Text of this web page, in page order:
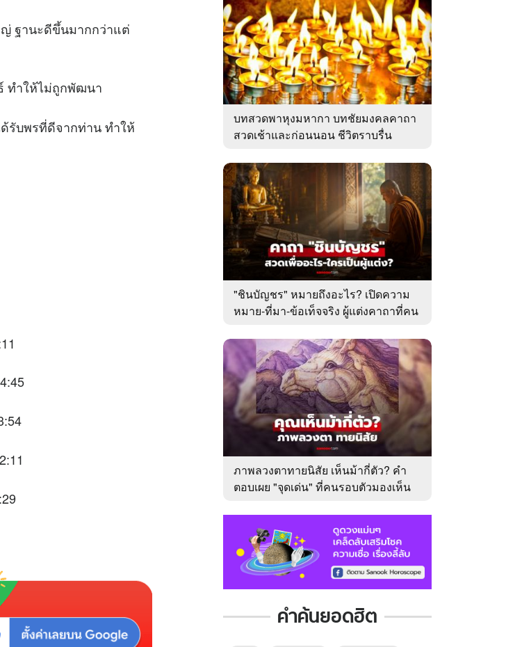
ฐานะดีขึ้นมากกว่าแต่
ำให้ไม่ถูกพัฒนา
บพรที่ดีจากท่าน ทำให้
บทสวดพาหุงมหากา บทชัยมงคลคาถา
สวดเช้าและก่อนนอน ชีวิตราบรื่น
"ชินบัญชร" หมายถึงอะไร? เปิดความ
หมาย-ที่มา-ข้อเท็จจริง ผู้แต่งคาถาที่คน
ภาพลวงตาทายนิสัย เห็นม้ากี่ตัว? คำ
ตอบเผย "จุดเด่น" ที่คนรอบตัวมองเห็น
คำค้นยอดฮิต